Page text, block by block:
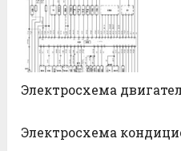
Электросхема
Электросхема